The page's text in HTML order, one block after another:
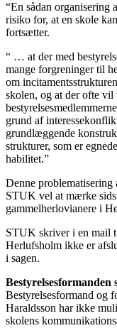
“En sådan organisering
risiko for, at en skole
fortsætter.
“ … at der med
mange forgreninger til
om
skolen, og at der ofte
grund af
grundlæggende
strukturer, som er
habilitet.”
Denne problematisering
STUK vel at mærke
gammelherlovianere i
STUK skriver i en mail
Herlufsholm ikke er
i sagen.
Bestyrelsesformanden
Bestyrelsesformand og
Haraldsson har ikke
skolens